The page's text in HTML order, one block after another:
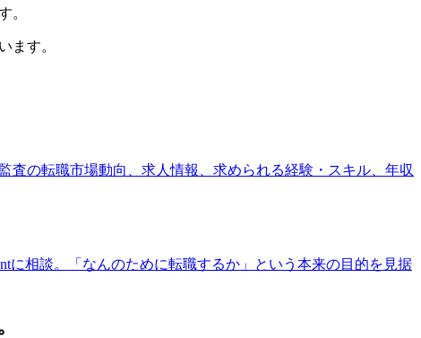
。
ます。
査の転職市場動向、求人情報、求められる経験・スキル、年収
に相談。「なんのために転職するか」という本来の目的を見据